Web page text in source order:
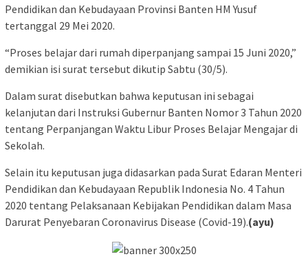
Pendidikan dan Kebudayaan Provinsi Banten HM Yusuf
tertanggal 29 Mei 2020.
“Proses belajar dari rumah diperpanjang sampai 15 Juni 2020,”
demikian isi surat tersebut dikutip Sabtu (30/5).
Dalam surat disebutkan bahwa keputusan ini sebagai
kelanjutan dari Instruksi Gubernur Banten Nomor 3 Tahun 2020
tentang Perpanjangan Waktu Libur Proses Belajar Mengajar di
Sekolah.
Selain itu keputusan juga didasarkan pada Surat Edaran Menteri
Pendidikan dan Kebudayaan Republik Indonesia No. 4 Tahun
2020 tentang Pelaksanaan Kebijakan Pendidikan dalam Masa
Darurat Penyebaran Coronavirus Disease (Covid-19).(ayu)